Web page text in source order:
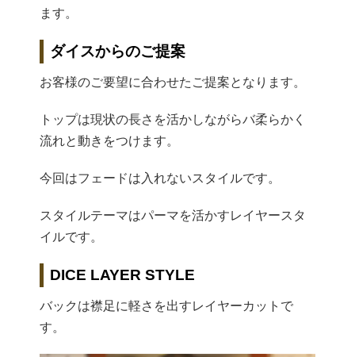
ます。
ダイスからのご提案
お客様のご要望に合わせたご提案となります。
トップは現状の長さを活かしながらバ柔らかく
流れと動きをつけます。
今回はフェードは入れないスタイルです。
スタイルテーマはパーマを活かすレイヤースタ
イルです。
DICE LAYER STYLE
バックは襟足に軽さを出すレイヤーカットで
す。